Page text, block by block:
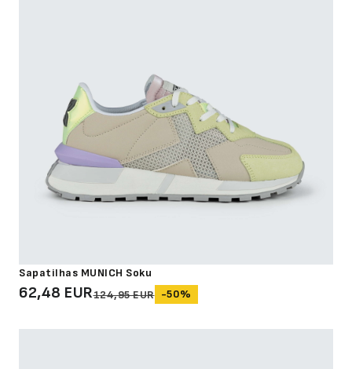
Sapatilhas MUNICH Soku
62,48 EUR124,95 EUR -50%